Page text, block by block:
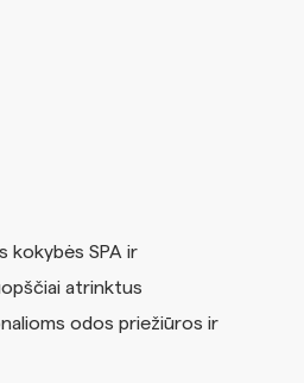
kokybės SPA ir
atrinktus
odos priežiūros ir